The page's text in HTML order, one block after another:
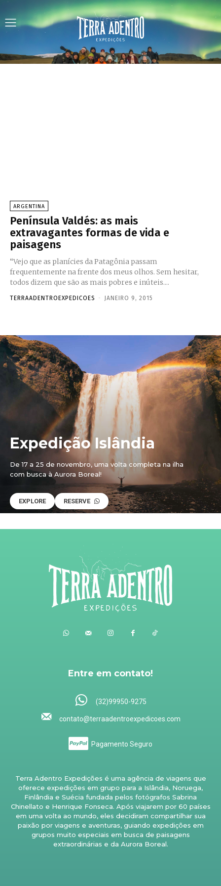
ARGENTINA
Península Valdés: as mais
extravagantes formas de vida e
paisagens
“Vejo que as planícies da Patagônia passam
frequentemente na frente dos meus olhos. Sem hesitar,
todos dizem que são as mais pobres e inúteis....
TERRAADENTROEXPEDICOES - JANEIRO 9, 2015
Expedição Islândia
De 17 a 25 de novembro, uma volta completa na ilha
com busca à Aurora Boreal!
EXPLORE RESERVE
Entre em contato!
(32)99950-9275
contato@terraadentroexpedicoes.com
Pagamento Seguro
Terra Adentro Expedições é uma agência de viagens que
oferece expedições em grupo para a Islândia, Noruega,
Finlândia e Suécia fundada pelos fotógrafos Sabrina
Chinellato e Henrique Fonseca. Após viajarem por 60 países
em uma volta ao mundo, eles decidiram compartilhar sua
paixão por viagens e aventuras, guiando expedições em
grupos muito especiais em busca de paisagens
extraordinárias e da Aurora Boreal.